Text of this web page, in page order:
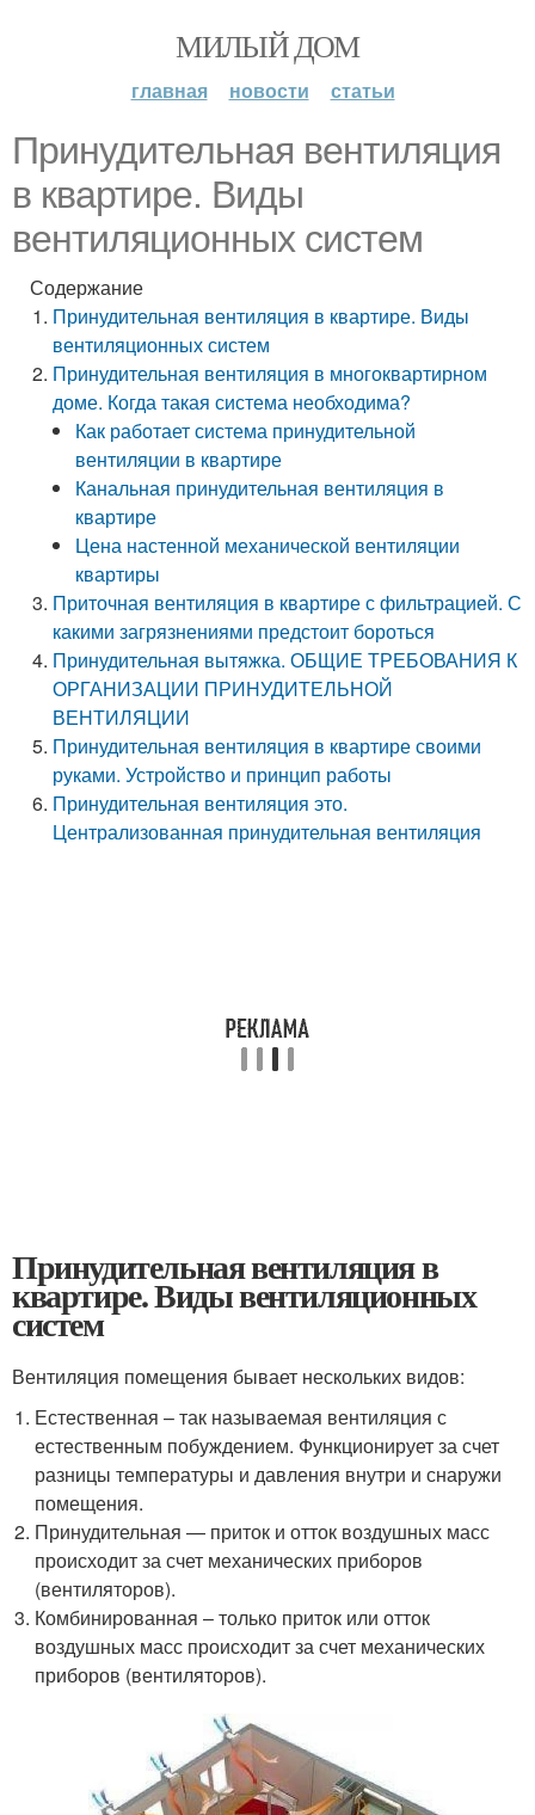
МИЛЫЙ ДОМ
главная новости статьи
Принудительная вентиляция
в квартире. Виды
вентиляционных систем
Содержание
Принудительная вентиляция в квартире. Виды
вентиляционных систем
Принудительная вентиляция в многоквартирном
доме. Когда такая система необходима?
Как работает система принудительной
вентиляции в квартире
Канальная принудительная вентиляция в
квартире
Цена настенной механической вентиляции
квартиры
Приточная вентиляция в квартире с фильтрацией. С
какими загрязнениями предстоит бороться
Принудительная вытяжка. ОБЩИЕ ТРЕБОВАНИЯ К
ОРГАНИЗАЦИИ ПРИНУДИТЕЛЬНОЙ
ВЕНТИЛЯЦИИ
Принудительная вентиляция в квартире своими
руками. Устройство и принцип работы
Принудительная вентиляция это.
Централизованная принудительная вентиляция
Принудительная вентиляция в
квартире. Виды вентиляционных
систем
Вентиляция помещения бывает нескольких видов:
Естественная – так называемая вентиляция с
естественным побуждением. Функционирует за счет
разницы температуры и давления внутри и снаружи
помещения.
Принудительная — приток и отток воздушных масс
происходит за счет механических приборов
(вентиляторов).
Комбинированная – только приток или отток
воздушных масс происходит за счет механических
приборов (вентиляторов).